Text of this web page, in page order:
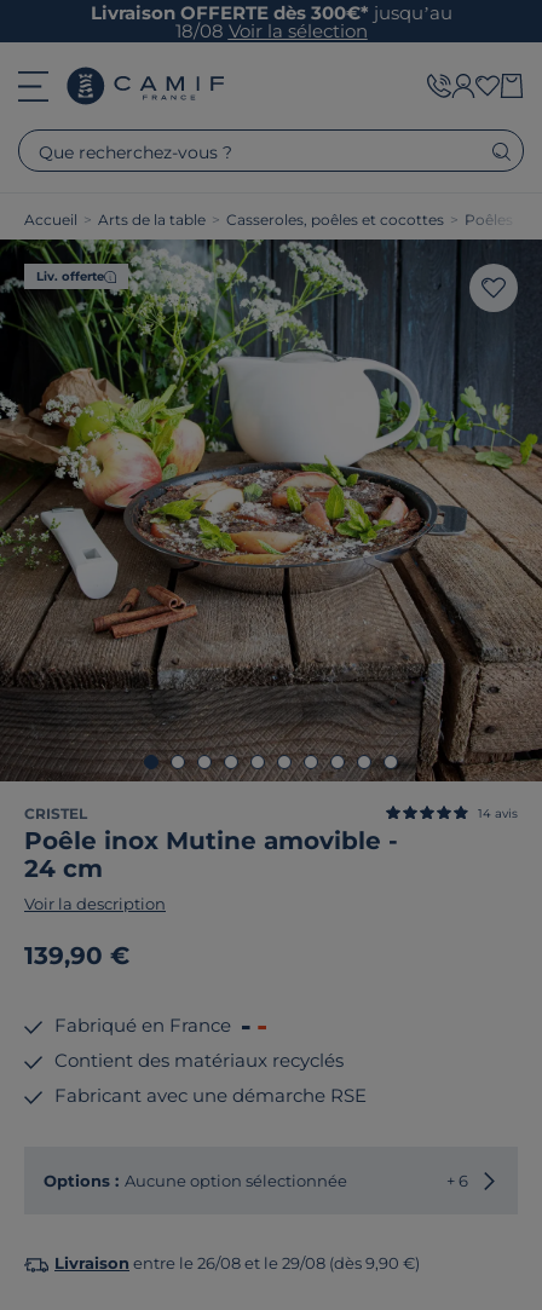
Livraison OFFERTE dès 300€* jusqu’au
18/08 Voir la sélection
Que recherchez-vous ?
Accueil > Arts de la table > Casseroles, poêles et cocottes > Poêles
Liv. offerte
CRISTEL
Poêle inox Mutine amovible -
24 cm
14 avis
Voir la description
139,90 €
Fabriqué en France
Contient des matériaux recyclés
Fabricant avec une démarche RSE
Options : Aucune option sélectionnée + 6
Livraison entre le 26/08 et le 29/08 (dès 9,90 €)